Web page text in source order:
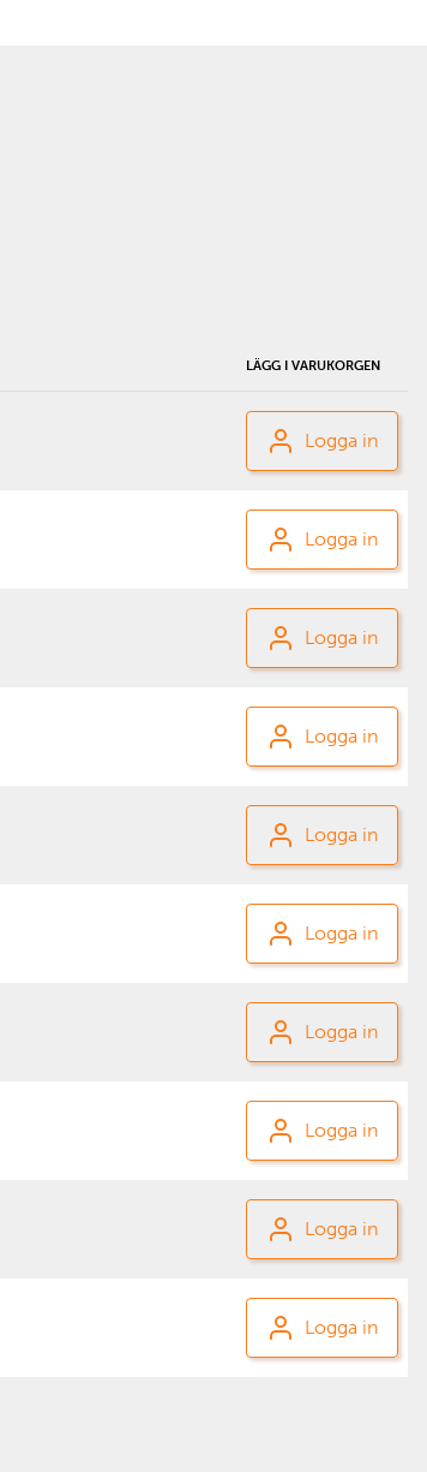
LÄGG I VARUKORGEN
Logga in
Logga in
Logga in
Logga in
Logga in
Logga in
Logga in
Logga in
Logga in
Logga in